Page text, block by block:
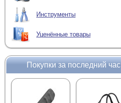
Инструменты
Уценённые товары
Покупки за последний час